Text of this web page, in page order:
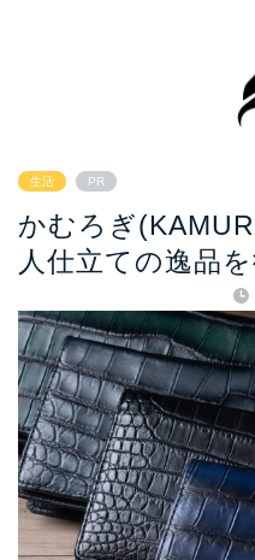
生活 PR
かむろぎ
人仕立ての逸品